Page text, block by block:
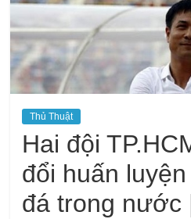
Thủ Thuật
Hai đội
đổi huấn
đá trong nước